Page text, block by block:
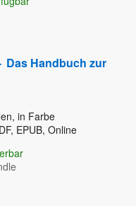
Das Handbuch zur
in Farbe
EPUB, Online